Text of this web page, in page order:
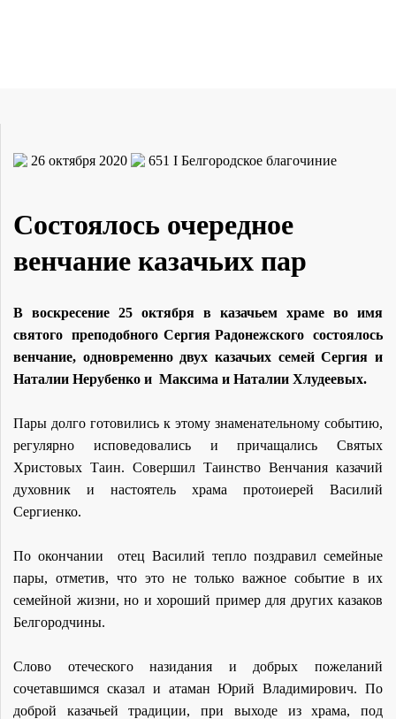
26 октября 2020 651 I Белгородское благочиние
Состоялось очередное
венчание казачьих пар
В воскресение 25 октября в казачьем храме во имя
святого преподобного Сергия Радонежского состоялось
венчание, одновременно двух казачьих семей Сергия и
Наталии Нерубенко и Максима и Наталии Хлудеевых.
Пары долго готовились к этому знаменательному событию,
регулярно исповедовались и причащались Святых
Христовых Таин. Совершил Таинство Венчания казачий
духовник и настоятель храма протоиерей Василий
Сергиенко.
По окончании отец Василий тепло поздравил семейные
пары, отметив, что это не только важное событие в их
семейной жизни, но и хороший пример для других казаков
Белгородчины.
Слово отеческого назидания и добрых пожеланий
сочетавшимся сказал и атаман Юрий Владимирович. По
доброй казачьей традиции, при выходе из храма, под